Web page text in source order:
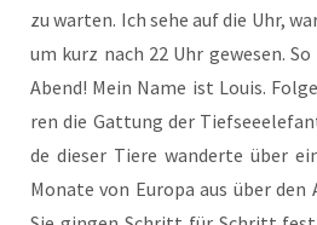
zu war­ten. Ich sehe auf die Uhr,
um kurz nach 22 Uhr gewe­sen.
Abend! Mein Name ist Lou­is.
ren die Gat­tung der
de die­ser Tie­re wan­der­te über
Mona­te von Euro­pa aus über den